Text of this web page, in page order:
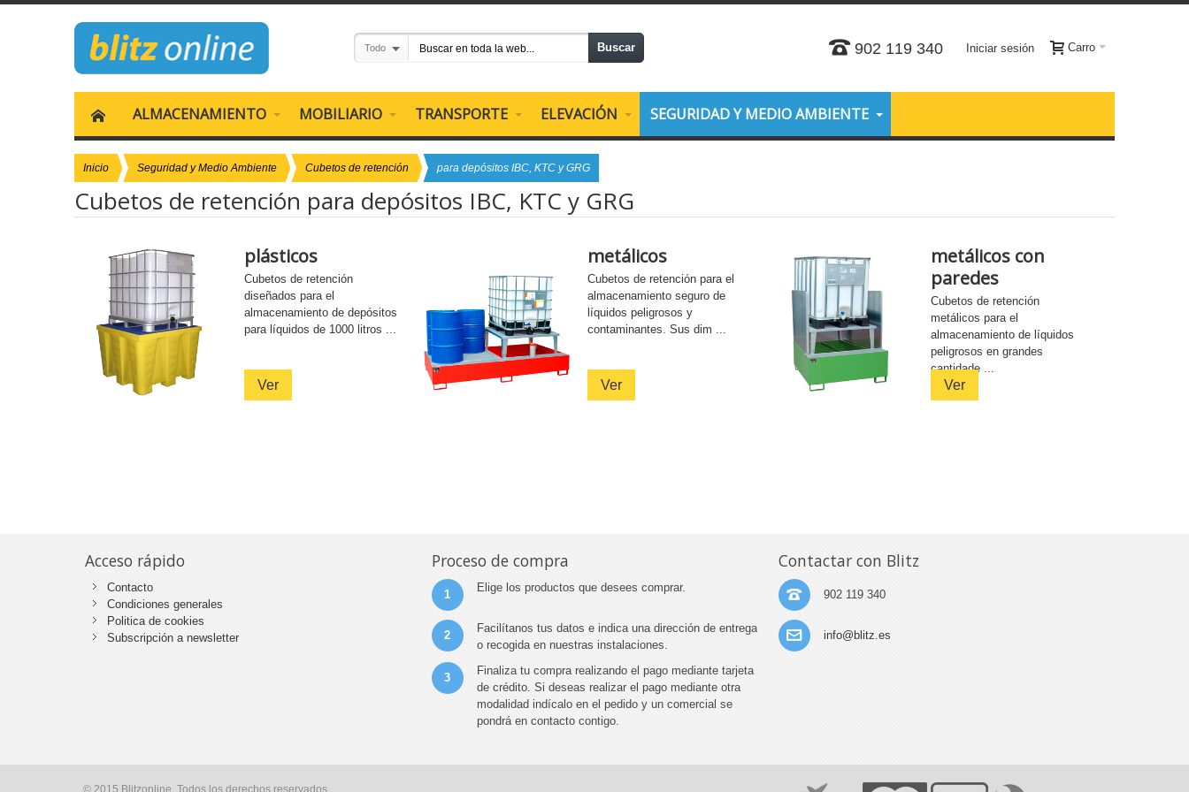
Todo Buscar Carro
902 119 340 Iniciar sesión
ALMACENAMIENTO MOBILIARIO TRANSPORTE ELEVACIÓN SEGURIDAD Y MEDIO AMBIENTE
Inicio Seguridad y Medio Ambiente Cubetos de retención para depósitos IBC, KTC y GRG
Cubetos de retención para depósitos IBC, KTC y GRG
plásticos
Cubetos de retención
diseñados para el
almacenamiento de depósitos
para líquidos de 1000 litros ...
Ver
metálicos
Cubetos de retención para el
almacenamiento seguro de
líquidos peligrosos y
contaminantes. Sus dim ...
Ver
metálicos con
paredes
Cubetos de retención
metálicos para el
almacenamiento de líquidos
peligrosos en grandes
cantidade ...
Ver
Acceso rápido
Contacto
Condiciones generales
Politica de cookies
Subscripción a newsletter
Proceso de compra
1
Elige los productos que desees comprar.
2
Facilítanos tus datos e indica una dirección de entrega
o recogida en nuestras instalaciones.
3
Finaliza tu compra realizando el pago mediante tarjeta
de crédito. Si deseas realizar el pago mediante otra
modalidad indícalo en el pedido y un comercial se
pondrá en contacto contigo.
Contactar con Blitz
902 119 340
info@blitz.es
© 2015 Blitzonline. Todos los derechos reservados